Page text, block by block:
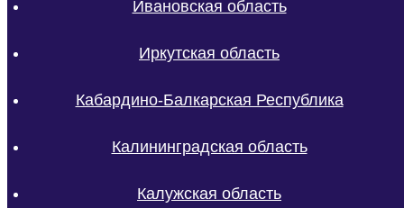
Ивановская область
Иркутская область
Кабардино-Балкарская Республика
Калининградская область
Калужская область